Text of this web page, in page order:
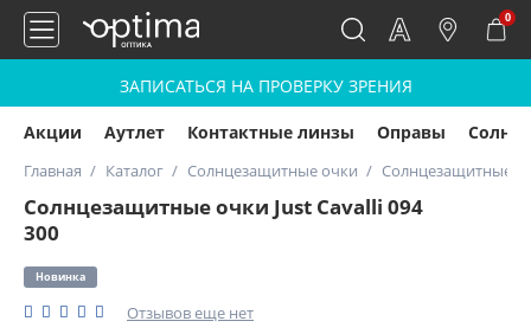
0
ЗАПИСАТЬСЯ НА ПРОВЕРКУ ЗРЕНИЯ
Акции Аутлет Контактные линзы Оправы
Главная Каталог Солнцезащитные очки Солнцезащитные
Солнцезащитные очки Just Cavalli 094
300
Новинка
Отзывов еще нет